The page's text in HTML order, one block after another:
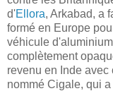
d'Ellora, Arkabad, a
formé en Europe
véhicule
complètement
revenu en Inde
nommé Cigale, qui